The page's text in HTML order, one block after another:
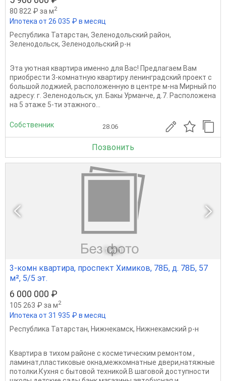
80 822 ₽ за м2
Ипотека от 26 035 ₽ в месяц
Республика Татарстан, Зеленодольский район,
Зеленодольск, Зеленодольский р-н
Эта уютная квартира именно для Вас! Предлагаем Вам
приобрести 3-комнатную квартиру ленинградский проект с
большой лоджией, расположенную в центре м-на Мирный по
адресу: г. Зеленодольск, ул. Бакы Урманче, д.7. Расположена
на 5 этаже 5-ти этажного...
Собственник 28.06
Позвонить
1 из 1
3-комн квартира, проспект Химиков, 78Б, д. 78Б, 57
м², 5/5 эт.
6 000 000 ₽
105 263 ₽ за м2
Ипотека от 31 935 ₽ в месяц
Республика Татарстан, Нижнекамск, Нижнекамский р-н
Квартира в тихом районе с косметическим ремонтом ,
ламинат,пластиковые окна,межкомнатные двери,натяжные
потолки.Кухня с бытовой техникой.В шаговой доступности